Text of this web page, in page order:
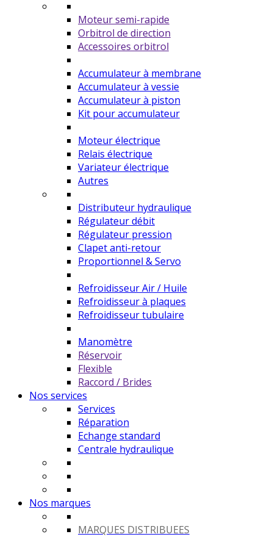
Moteur semi-rapide
Orbitrol de direction
Accessoires orbitrol
Accumulateur à membrane
Accumulateur à vessie
Accumulateur à piston
Kit pour accumulateur
Moteur électrique
Relais électrique
Variateur électrique
Autres
Distributeur hydraulique
Régulateur débit
Régulateur pression
Clapet anti-retour
Proportionnel & Servo
Refroidisseur Air / Huile
Refroidisseur à plaques
Refroidisseur tubulaire
Manomètre
Réservoir
Flexible
Raccord / Brides
Nos services
Services
Réparation
Echange standard
Centrale hydraulique
Nos marques
MARQUES DISTRIBUEES